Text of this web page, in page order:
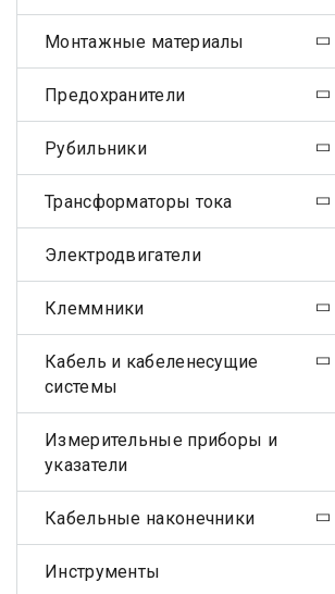
Монтажные материалы
Предохранители
Рубильники
Трансформаторы тока
Электродвигатели
Клеммники
Кабель и кабеленесущие
системы
Измерительные приборы и
указатели
Кабельные наконечники
Инструменты